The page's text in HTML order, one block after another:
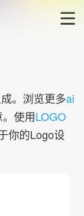
。浏览更多ai
使用LOGO
你的Logo设